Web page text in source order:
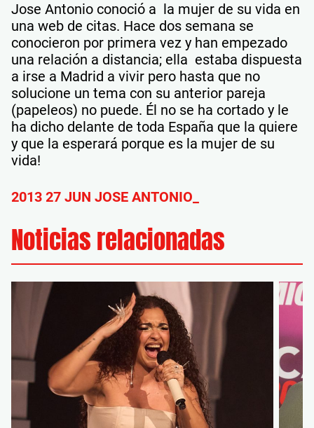
Jose Antonio conoció a la mujer de su vida en
una web de citas. Hace dos semana se
conocieron por primera vez y han empezado
una relación a distancia; ella estaba dispuesta
a irse a Madrid a vivir pero hasta que no
solucione un tema con su anterior pareja
(papeleos) no puede. Él no se ha cortado y le
ha dicho delante de toda España que la quiere
y que la esperará porque es la mujer de su
vida!
2013 27 JUN JOSE ANTONIO_
Noticias relacionadas